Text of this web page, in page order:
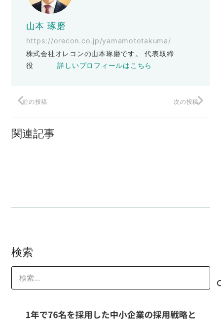
山本 琢磨
https://orecon.co.jp/yamamototakuma/
株式会社オレコンの山本琢磨です。 代表取締
役詳しいプロフィールはこちら
前の投稿 次の投稿
関連記事
検索
索: